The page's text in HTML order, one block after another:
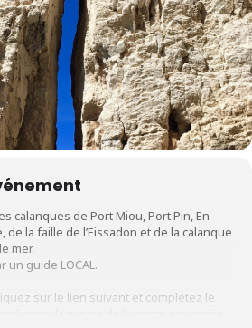
calanques de Port Miou, Port Pin, En
de la faille de l’Eissadon et de la calanque
mer.
un guide LOCAL.
sur le lien suivant et complétez le